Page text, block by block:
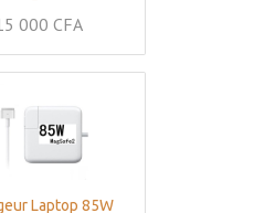
000 CFA
Laptop 85W